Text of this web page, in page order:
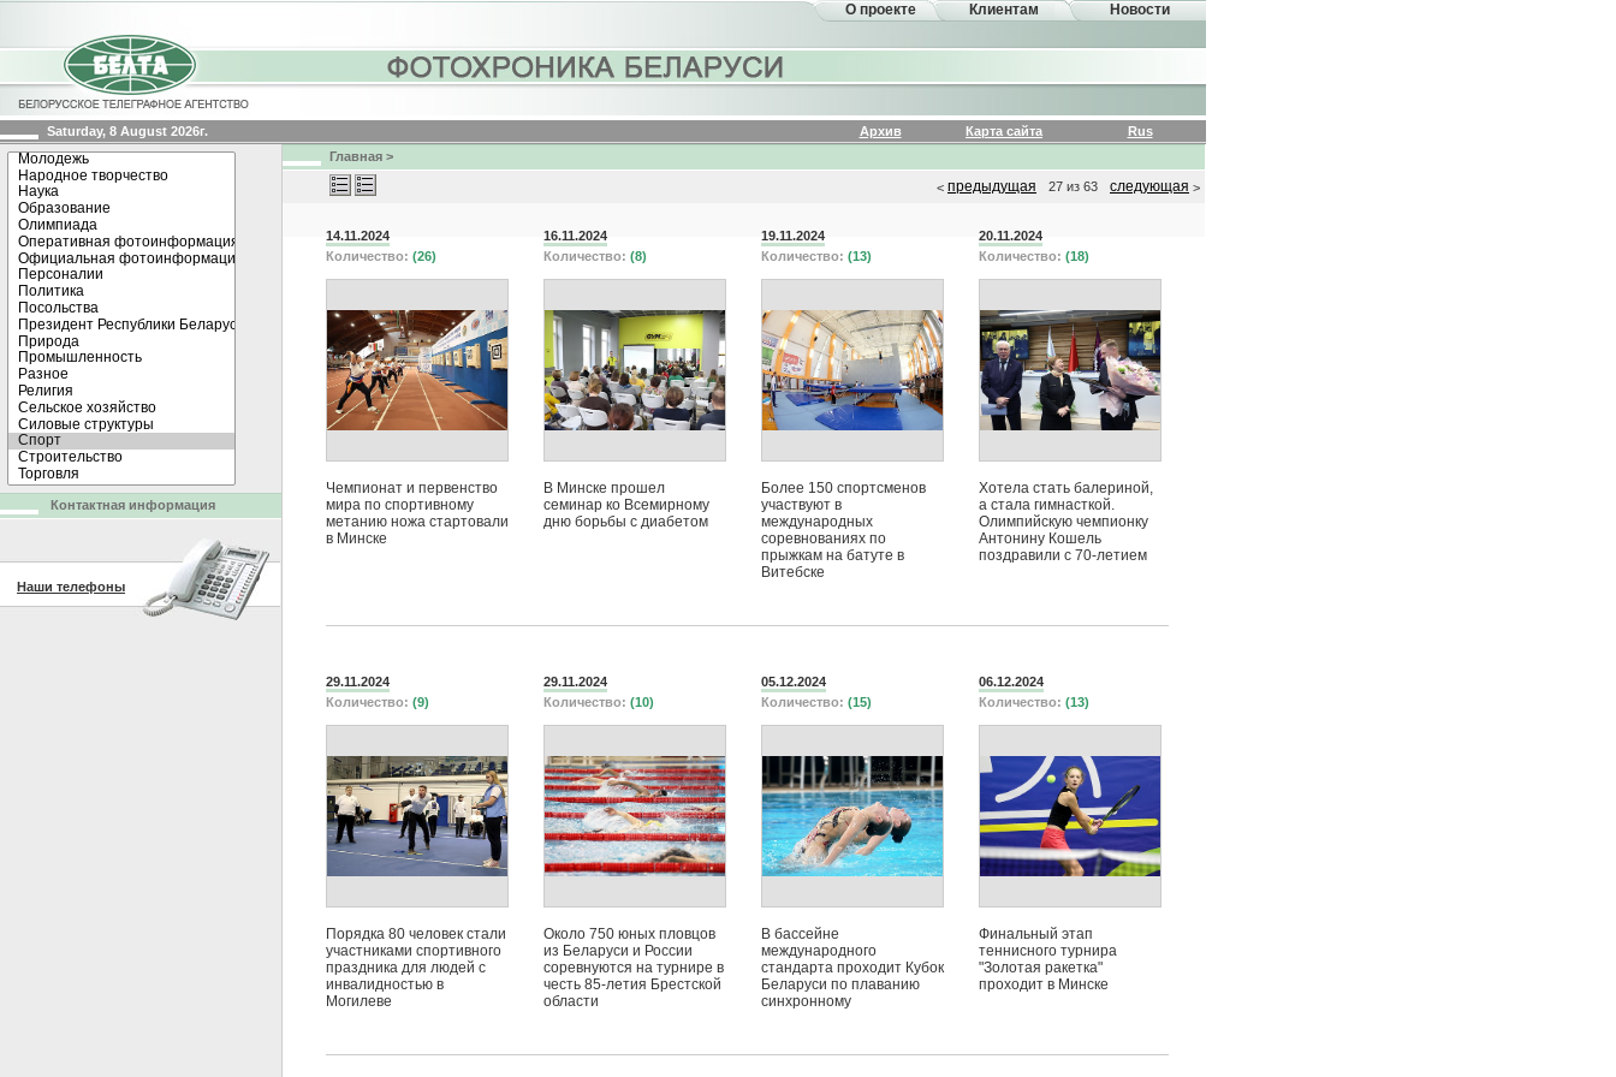
О проекте Клиентам Новости
Saturday, 8 August 2026г. Архив Карта сайта
Rus
Главная >
< предыдущая 27 из 63 следующая >
14.11.2024
Количество: (26)
Чемпионат и первенство
мира по спортивному
метанию ножа стартовали
в Минске
16.11.2024
Количество: (8)
В Минске прошел
семинар ко Всемирному
дню борьбы с диабетом
19.11.2024
Количество: (13)
Более 150 спортсменов
участвуют в
международных
соревнованиях по
прыжкам на батуте в
Витебске
20.11.2024
Количество: (18)
Хотела стать балериной,
а стала гимнасткой.
Олимпийскую чемпионку
Антонину Кошель
поздравили с 70-летием
29.11.2024
Количество: (9)
Порядка 80 человек стали
участниками спортивного
праздника для людей с
инвалидностью в
Могилеве
29.11.2024
Количество: (10)
Около 750 юных пловцов
из Беларуси и России
соревнуются на турнире в
честь 85-летия Брестской
области
05.12.2024
Количество: (15)
В бассейне
международного
стандарта проходит Кубок
Беларуси по плаванию
синхронному
06.12.2024
Количество: (13)
Финальный этап
теннисного турнира
"Золотая ракетка"
проходит в Минске
Контактная информация
Наши телефоны